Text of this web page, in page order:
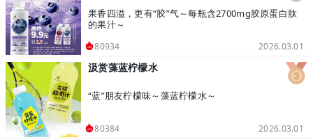
果香四溢，更有“胶”气～每瓶含2700mg胶原蛋白肽
的果汁～
80934 2026.03.01
汲赏藻蓝柠檬水
“蓝”朋友柠檬味～藻蓝柠檬水～
80384 2026.03.01